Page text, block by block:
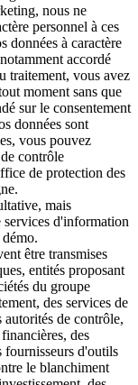
nous ne
personnel à ces
données à caractère
accordé
traitement, vous avez
moment sans que
sur le consentement
données sont
vous pouvez
contrôle
de protection des
mais
services d'information
être transmises
entités proposant
du groupe
des services de
autorités de contrôle,
des
fournisseurs d'outils
le blanchiment